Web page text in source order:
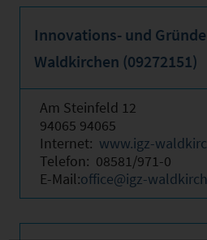
Innovations- und
Waldkirchen (09272151)
Am Steinfeld 12
94065 94065
Internet: www.igz-
Telefon: 08581/971-0
E-Mail:office@igz-